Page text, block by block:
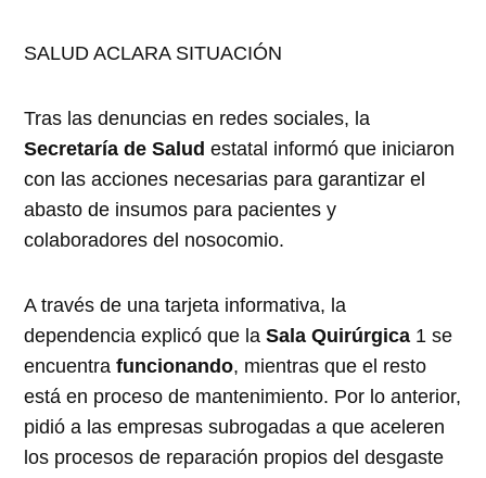
SALUD ACLARA SITUACIÓN
Tras las denuncias en redes sociales, la
Secretaría de Salud estatal informó que iniciaron
con las acciones necesarias para garantizar el
abasto de insumos para pacientes y
colaboradores del nosocomio.
A través de una tarjeta informativa, la
dependencia explicó que laSala Quirúrgica 1 se
encuentra funcionando, mientras que el resto
está en proceso de mantenimiento. Por lo anterior,
pidió a las empresas subrogadas a que aceleren
los procesos de reparación propios del desgaste